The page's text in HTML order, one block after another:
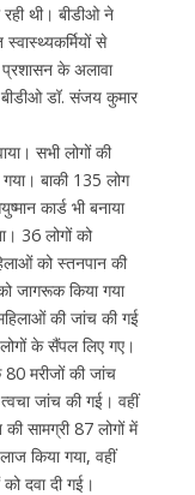
रही थी। बीडीओ ने
से
प्रशासन के अलावा
बीडीओ डॉ. संजय कुमार
सभी लोगों की
बाकी 135 लोग
कार्ड भी बनाया
36 लोगों को
को स्तनपान की
जागरूक किया गया
की जांच की गई
के सैंपल लिए गए।
80 मरीजों की जांच
जांच की गई। वहीं
सामग्री 87 लोगों में
किया गया, वहीं
को दवा दी गई।